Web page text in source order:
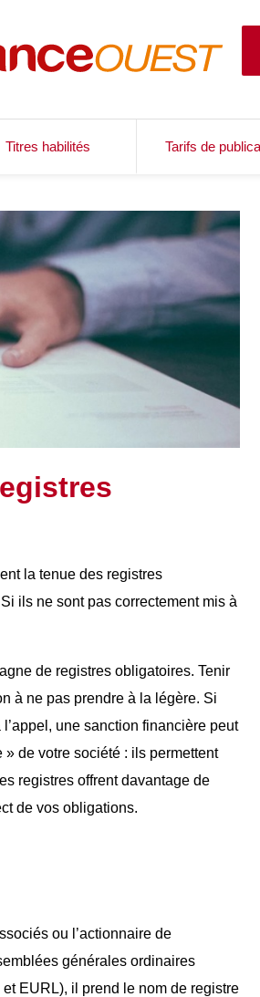
Titres habilités Tarifs de
la tenue des registres
ils ne sont pas correctement mis à
de registres obligatoires. Tenir
à ne pas prendre à la légère. Si
une sanction financière peut
de votre société : ils permettent
registres offrent davantage de
de vos obligations.
ou l’actionnaire de
générales ordinaires
EURL), il prend le nom de registre